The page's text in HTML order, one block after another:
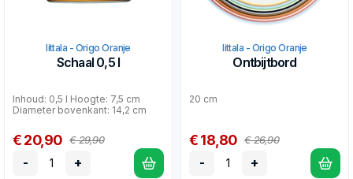
Iittala - Origo Oranje
Schaal 0,5 l
Inhoud: 0,5 l Hoogte: 7,5 cm
Diameter bovenkant: 14,2 cm
€ 20,90 € 29,90
- +
Iittala - Origo Oranje
Ontbijtbord
20 cm
€ 18,80 € 26,90
- +